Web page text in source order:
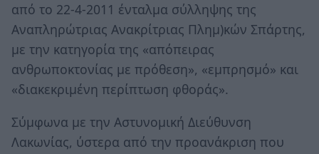
από το 22-4-2011 ένταλμα σύλληψης της
Αναπληρώτριας Ανακρίτριας Πλημ)κών Σπάρτης,
με την κατηγορία της «απόπειρας
ανθρωποκτονίας με πρόθεση», «εμπρησμό» και
«διακεκριμένη περίπτωση φθοράς».
Σύμφωνα με την Αστυνομική Διεύθυνση
Λακωνίας, ύστερα από την προανάκριση που